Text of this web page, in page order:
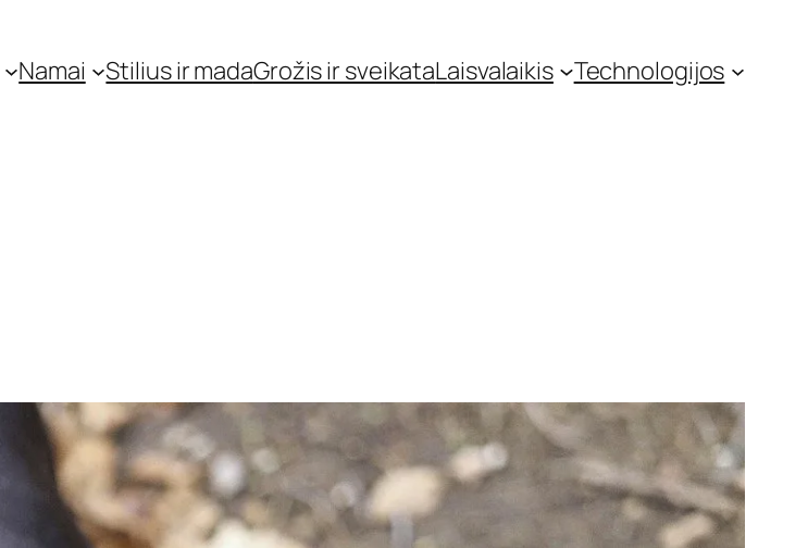
Namai Stilius ir madaGrožis ir sveikataLaisvalaikis Technologijos